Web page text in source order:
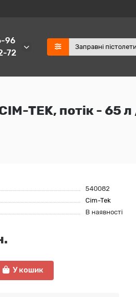
96
72
TEK, потік - 65 л
540082
Cim-Tek
В наявності
У кошик